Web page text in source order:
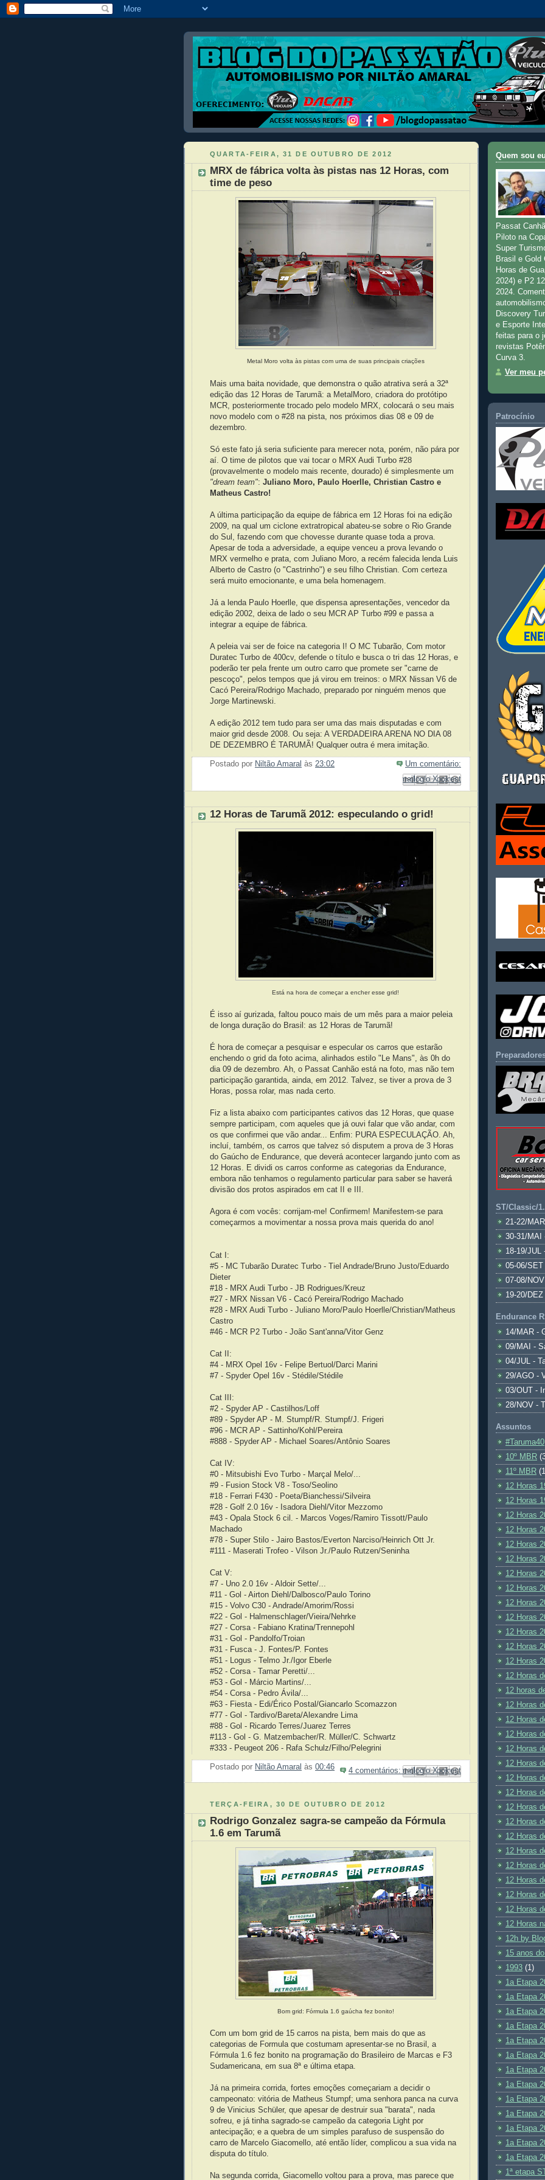
QUARTA-FEIRA, 31 DE OUTUBRO DE 2012
MRX de fábrica volta às pistas nas 12 Horas, com
time de peso
Metal Moro volta às pistas com uma de suas principais criações
Mais uma baita novidade, que demonstra o quão atrativa será a 32ª
edição das 12 Horas de Tarumã: a MetalMoro, criadora do protótipo
MCR, posteriormente trocado pelo modelo MRX, colocará o seu mais
novo modelo com o #28 na pista, nos próximos dias 08 e 09 de
dezembro.
Só este fato já seria suficiente para merecer nota, porém, não pára por
aí. O time de pilotos que vai tocar o MRX Audi Turbo #28
(provavelmente o modelo mais recente, dourado) é simplesmente um
"dream team": Juliano Moro, Paulo Hoerlle, Christian Castro e
Matheus Castro!
A última participação da equipe de fábrica em 12 Horas foi na edição
2009, na qual um ciclone extratropical abateu-se sobre o Rio Grande
do Sul, fazendo com que chovesse durante quase toda a prova.
Apesar de toda a adversidade, a equipe venceu a prova levando o
MRX vermelho e prata, com Juliano Moro, a recém falecida lenda Luis
Alberto de Castro (o "Castrinho") e seu filho Christian. Com certeza
será muito emocionante, e uma bela homenagem.
Já a lenda Paulo Hoerlle, que dispensa apresentações, vencedor da
edição 2002, deixa de lado o seu MCR AP Turbo #99 e passa a
integrar a equipe de fábrica.
A peleia vai ser de foice na categoria I! O MC Tubarão, Com motor
Duratec Turbo de 400cv, defende o título e busca o tri das 12 Horas, e
poderão ter pela frente um outro carro que promete ser "carne de
pescoço", pelos tempos que já virou em treinos: o MRX Nissan V6 de
Cacó Pereira/Rodrigo Machado, preparado por ninguém menos que
Jorge Martinewski.
A edição 2012 tem tudo para ser uma das mais disputadas e com
maior grid desde 2008. Ou seja: A VERDADEIRA ARENA NO DIA 08
DE DEZEMBRO É TARUMÃ! Qualquer outra é mera imitação.
Postado por Niltão Amaral às 23:02
Um comentário:
Enviar por e-mail
Postar no blog!
Compartilhar no X
Compartilhar no Facebook
Compartilhar com o Pinterest
12 Horas de Tarumã 2012: especulando o grid!
Está na hora de começar a encher esse grid!
É isso aí gurizada, faltou pouco mais de um mês para a maior peleia
de longa duração do Brasil: as 12 Horas de Tarumã!
É hora de começar a pesquisar e especular os carros que estarão
enchendo o grid da foto acima, alinhados estilo "Le Mans", às 0h do
dia 09 de dezembro. Ah, o Passat Canhão está na foto, mas não tem
participação garantida, ainda, em 2012. Talvez, se tiver a prova de 3
Horas, possa rolar, mas nada certo.
Fiz a lista abaixo com participantes cativos das 12 Horas, que quase
sempre participam, com aqueles que já ouvi falar que vão andar, com
os que confirmei que vão andar... Enfim: PURA ESPECULAÇÃO. Ah,
incluí, também, os carros que talvez só disputem a prova de 3 Horas
do Gaúcho de Endurance, que deverá acontecer largando junto com as
12 Horas. E dividi os carros conforme as categorias da Endurance,
embora não tenhamos o regulamento particular para saber se haverá
divisão dos protos aspirados em cat II e III.
Agora é com vocês: corrijam-me! Confirmem! Manifestem-se para
começarmos a movimentar a nossa prova mais querida do ano!
Cat I:
#5 - MC Tubarão Duratec Turbo - Tiel Andrade/Bruno Justo/Eduardo
Dieter
#18 - MRX Audi Turbo - JB Rodrigues/Kreuz
#27 - MRX Nissan V6 - Cacó Pereira/Rodrigo Machado
#28 - MRX Audi Turbo - Juliano Moro/Paulo Hoerlle/Christian/Matheus
Castro
#46 - MCR P2 Turbo - João Sant'anna/Vitor Genz
Cat II:
#4 - MRX Opel 16v - Felipe Bertuol/Darci Marini
#7 - Spyder Opel 16v - Stédile/Stédile
Cat III:
#2 - Spyder AP - Castilhos/Loff
#89 - Spyder AP - M. Stumpf/R. Stumpf/J. Frigeri
#96 - MCR AP - Sattinho/Kohl/Pereira
#888 - Spyder AP - Michael Soares/Antônio Soares
Cat IV:
#0 - Mitsubishi Evo Turbo - Marçal Melo/...
#9 - Fusion Stock V8 - Toso/Seolino
#18 - Ferrari F430 - Poeta/Bianchessi/Silveira
#28 - Golf 2.0 16v - Isadora Diehl/Vitor Mezzomo
#43 - Opala Stock 6 cil. - Marcos Voges/Ramiro Tissott/Paulo
Machado
#78 - Super Stilo - Jairo Bastos/Everton Narciso/Heinrich Ott Jr.
#111 - Maserati Trofeo - Vilson Jr./Paulo Rutzen/Seninha
Cat V:
#7 - Uno 2.0 16v - Aldoir Sette/...
#11 - Gol - Airton Diehl/Dalbosco/Paulo Torino
#15 - Volvo C30 - Andrade/Amorim/Rossi
#22 - Gol - Halmenschlager/Vieira/Nehrke
#27 - Corsa - Fabiano Kratina/Trennepohl
#31 - Gol - Pandolfo/Troian
#31 - Fusca - J. Fontes/P. Fontes
#51 - Logus - Telmo Jr./Igor Eberle
#52 - Corsa - Tamar Peretti/...
#53 - Gol - Márcio Martins/...
#54 - Corsa - Pedro Ávila/...
#63 - Fiesta - Edi/Érico Postal/Giancarlo Scomazzon
#77 - Gol - Tardivo/Bareta/Alexandre Lima
#88 - Gol - Ricardo Terres/Juarez Terres
#113 - Gol - G. Matzembacher/R. Müller/C. Schwartz
#333 - Peugeot 206 - Rafa Schulz/Filho/Pelegrini
Postado por Niltão Amaral às 00:46 4 comentários:
Enviar por e-mail
Postar no blog!
Compartilhar no X
Compartilhar no Facebook
Compartilhar com o Pinterest
TERÇA-FEIRA, 30 DE OUTUBRO DE 2012
Rodrigo Gonzalez sagra-se campeão da Fórmula
1.6 em Tarumã
Bom grid: Fórmula 1.6 gaúcha fez bonito!
Com um bom grid de 15 carros na pista, bem mais do que as
categorias de Formula que costumam apresentar-se no Brasil, a
Fórmula 1.6 fez bonito na programação do Brasileiro de Marcas e F3
Sudamericana, em sua 8ª e última etapa.
Já na primeira corrida, fortes emoções começariam a decidir o
campeonato: vitória de Matheus Stumpf; uma senhora panca na curva
9 de Vinicius Schüler, que apesar de destruir sua "barata", nada
sofreu, e já tinha sagrado-se campeão da categoria Light por
antecipação; e a quebra de um simples parafuso de suspensão do
carro de Marcelo Giacomello, até então líder, complicou a sua vida na
disputa do título.
Na segunda corrida, Giacomello voltou para a prova, mas parece que
Quem sou
Passat
Piloto na
Super
Brasil e
Horas de
2024) e P2
2024.
Discovery
e Esporte
feitas para o
revistas
Curva 3.
Ver meu
Patrocínio
ST/Classic/
21-22/
30-31/MAI
18-19/JUL
05-06/
07-08/
19-20/
Endurance
14/MAR -
09/MAI -
04/JUL -
29/AGO -
03/OUT -
28/NOV -
Assuntos
#Taruma40
10º MBR
11º MBR
12 Horas
12 Horas
12 Horas
12 Horas
12 Horas
12 Horas
12 Horas
12 Horas
12 Horas
12 Horas
12 Horas
12 Horas
12 Horas
12 Horas
12 horas
12 Horas
12 Horas
12 Horas
12 Horas
12 Horas
12 Horas
12 Horas
12 Horas
12 Horas
12 Horas
12 Horas
12 Horas
12 Horas
12 Horas
12 Horas
12 Horas
12h by
15 anos
1993 (1)
1a Etapa
1a Etapa
1a Etapa
1a Etapa
1a Etapa
1a Etapa
1a Etapa
1a Etapa
1a Etapa
1a Etapa
1a Etapa
1a Etapa
1a Etapa
1ª etapa